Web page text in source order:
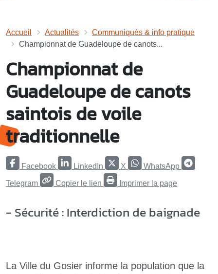
Accueil Actualités
Communiqués & info pratique
Championnat de Guadeloupe de canots...
Championnat de
Guadeloupe de canots
saintois de voile
traditionnelle
Facebook LinkedIn X WhatsApp
Telegram Copier le lien Imprimer la page
- Sécurité : Interdiction de baignade
La Ville du Gosier informe la population que la